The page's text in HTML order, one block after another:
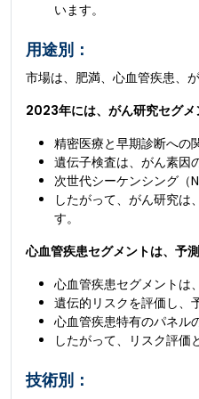
います。
用途別：
市場は、肥満、心血管疾患、
2023年には、がん研究セグメ
精密医療と早期診断への
遺伝子検査は、がん素因
次世代シーケンシング（
したがって、がん研究は
す。
心血管疾患セグメントは、予
心血管疾患セグメントは
遺伝的リスクを評価し、
心血管疾患特有のパネル
したがって、リスク評価
技術別：